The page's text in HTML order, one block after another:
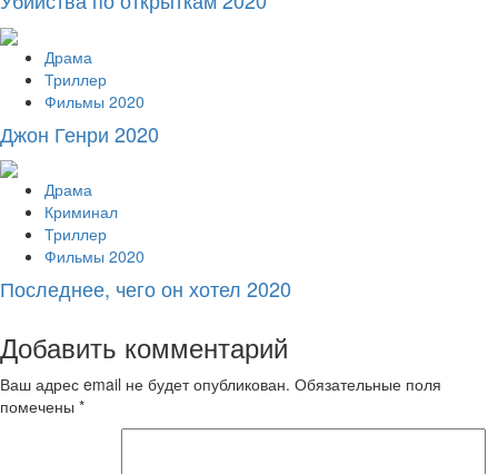
Драма
Триллер
Фильмы 2020
Джон Генри 2020
Драма
Криминал
Триллер
Фильмы 2020
Последнее, чего он хотел 2020
Добавить комментарий
Ваш адрес email не будет опубликован. Обязательные поля
помечены *